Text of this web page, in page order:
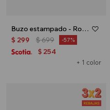
Buzo estampado - Rosa palido
+ 1 color
$ 299 $699 57
$ 254